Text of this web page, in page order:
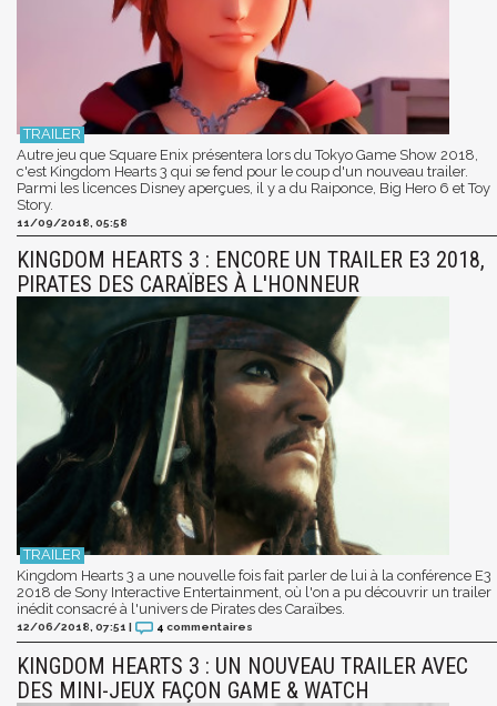
Autre jeu que Square Enix présentera lors du Tokyo Game Show 2018,
c'est Kingdom Hearts 3 qui se fend pour le coup d'un nouveau trailer.
Parmi les licences Disney aperçues, il y a du Raiponce, Big Hero 6 et Toy
Story.
11/09/2018, 05:58
KINGDOM HEARTS 3 : ENCORE UN TRAILER E3 2018,
PIRATES DES CARAÏBES À L'HONNEUR
Kingdom Hearts 3 a une nouvelle fois fait parler de lui à la conférence E3
2018 de Sony Interactive Entertainment, où l'on a pu découvrir un trailer
inédit consacré à l'univers de Pirates des Caraïbes.
12/06/2018, 07:51 4 commentaires
KINGDOM HEARTS 3 : UN NOUVEAU TRAILER AVEC
DES MINI-JEUX FAÇON GAME & WATCH